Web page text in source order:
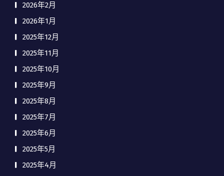
2026年2月
2026年1月
2025年12月
2025年11月
2025年10月
2025年9月
2025年8月
2025年7月
2025年6月
2025年5月
2025年4月